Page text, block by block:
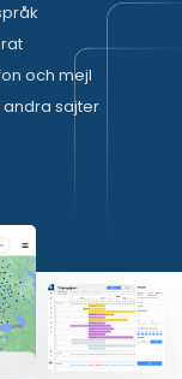
och mejl
sajter